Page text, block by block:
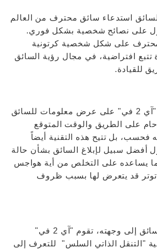
للسائق استدعاء سائق محترف من العالم
على نصائح شخصية بشكل فوري.
على شكل شخصية كرتونية
افتراضية، في مجال رؤية السائق
للقيادة.
ولا تقتصر ميزات "آي 2 في" على عرض معلومات للسائق
على الطريق والوقت المتوقع
فحسب، بل تتيح هذه التقنية أيضاً
أفضل سبيل لإبلاغ السائق بشأن حالة
ما يساعده على التخلص من أية هواجس
توتر قد يتعرض لها بسبب ظروف
وبمجرد وصول السائق إلى وجهته، تقوم "آي 2 في"
"التنقل الذاتي السلس" للتعرف إلى